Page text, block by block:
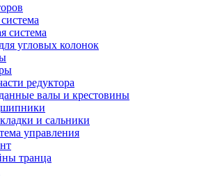
система
угловых колонок
редуктора
валы и крестовины
и сальники
управления
транца